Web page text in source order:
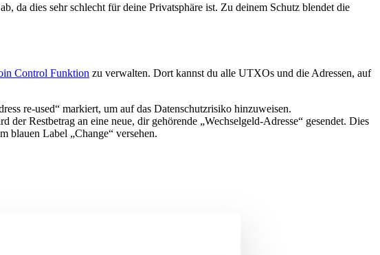
da dies sehr schlecht für deine Privatsphäre ist. Zu deinem Schutz blendet die
Control Funktion zu verwalten. Dort kannst du alle UTXOs und die Adressen, auf
re-used“ markiert, um auf das Datenschutzrisiko hinzuweisen.
Restbetrag an eine neue, dir gehörende „Wechselgeld-Adresse“ gesendet. Dies
blauen Label „Change“ versehen.